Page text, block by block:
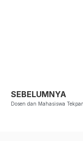
SEBELUMNYA